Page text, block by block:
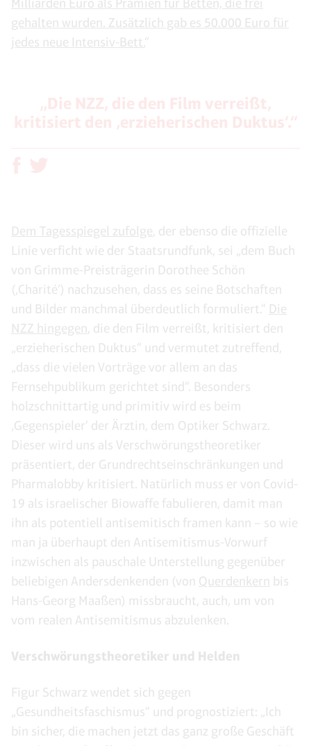
Milliarden Euro als Prämien für Betten, die frei
gehalten wurden. Zusätzlich gab es 50.000 Euro für
jedes neue Intensiv-Bett. “
Dem Tagesspiegel zufolge, der ebenso die offizielle
Linie verficht wie der Staatsrundfunk, sei „dem Buch
von Grimme-Preisträgerin Dorothee Schön
(‚Charité‘) nachzusehen, dass es seine Botschaften
und Bilder manchmal überdeutlich formuliert.“ Die
NZZ hingegen, die den Film verreißt, kritisiert den
„erzieherischen Duktus“ und vermutet zutreffend,
„dass die vielen Vorträge vor allem an das
Fernsehpublikum gerichtet sind“. Besonders
holzschnittartig und primitiv wird es beim
‚Gegenspieler‘ der Ärztin, dem Optiker Schwarz.
Dieser wird uns als Verschwörungstheoretiker
präsentiert, der Grundrechtseinschränkungen und
Pharmalobby kritisiert. Natürlich muss er von Covid-
19 als israelischer Biowaffe fabulieren, damit man
ihn als potentiell antisemitisch framen kann – so wie
man ja überhaupt den Antisemitismus-Vorwurf
inzwischen als pauschale Unterstellung gegenüber
beliebigen Andersdenkenden (von Querdenkern bis
Hans-Georg Maaßen) missbraucht, auch, um von
vom realen Antisemitismus abzulenken.
Verschwörungstheoretiker und Helden
Figur Schwarz wendet sich gegen
„Gesundheitsfaschismus“ und prognostiziert: „Ich
bin sicher, die machen jetzt das ganz große Geschäft